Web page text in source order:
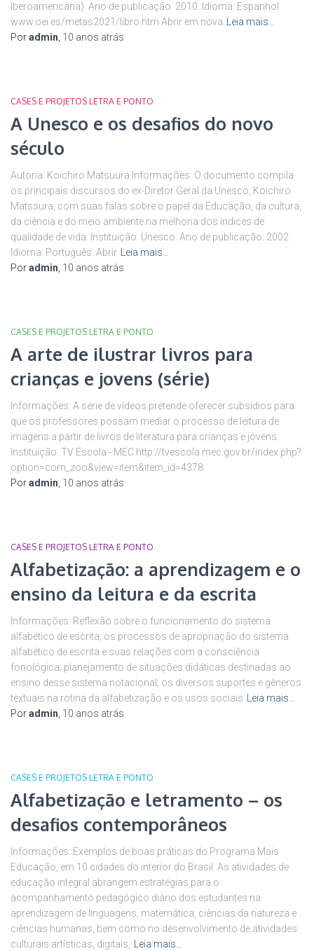
Iberoamericana). Ano de publicação: 2010. Idioma: Espanhol.
www.oei.es/metas2021/libro.htm Abrir em nova
Leia mais…
Poradmin 10 anos atrás
CASES E PROJETOS LETRA E PONTO
A Unesco e os desafios do novo
século
Autoria: Koichiro Matsuura Informações: O documento compila
os principais discursos do ex-Diretor Geral da Unesco, Koichiro
Matssura, com suas falas sobre o papel da Educação, da cultura,
da ciência e do meio ambiente na melhoria dos índices de
qualidade de vida. Instituição: Unesco. Ano de publicação: 2002.
Idioma: Português. Abrir
Leia mais…
Poradmin 10 anos atrás
CASES E PROJETOS LETRA E PONTO
A arte de ilustrar livros para
crianças e jovens (série)
Informações: A série de vídeos pretende oferecer subsídios para
que os professores possam mediar o processo de leitura de
imagens a partir de livros de literatura para crianças e jovens.
Instituição: TV Escola - MEC http://tvescola.mec.gov.br/index.php?
option=com_zoo&view=item&item_id=4378
Poradmin 10 anos atrás
CASES E PROJETOS LETRA E PONTO
Alfabetização: a aprendizagem e o
ensino da leitura e da escrita
Informações: Reflexão sobre o funcionamento do sistema
alfabético de escrita; os processos de apropriação do sistema
alfabético de escrita e suas relações com a consciência
fonológica; planejamento de situações didáticas destinadas ao
ensino desse sistema notacional; os diversos suportes e gêneros
textuais na rotina da alfabetização e os usos sociais
Leia mais…
Poradmin 10 anos atrás
CASES E PROJETOS LETRA E PONTO
Alfabetização e letramento – os
desafios contemporâneos
Informações: Exemplos de boas práticas do Programa Mais
Educação, em 10 cidades do interior do Brasil. As atividades de
educação integral abrangem estratégias para o
acompanhamento pedagógico diário dos estudantes na
aprendizagem de linguagens, matemática, ciências da natureza e
ciências humanas, bem como no desenvolvimento de atividades
culturais artísticas, digitais,
Leia mais…